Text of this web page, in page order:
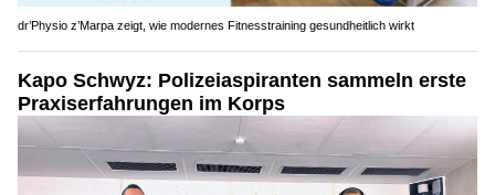
dr’Physio z’Marpa zeigt, wie modernes Fitnesstraining gesundheitlich wirkt
Kapo Schwyz: Polizeiaspiranten sammeln erste
Praxiserfahrungen im Korps